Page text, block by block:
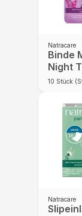
Natracare
Binde
Night
10 Stück
Natracare